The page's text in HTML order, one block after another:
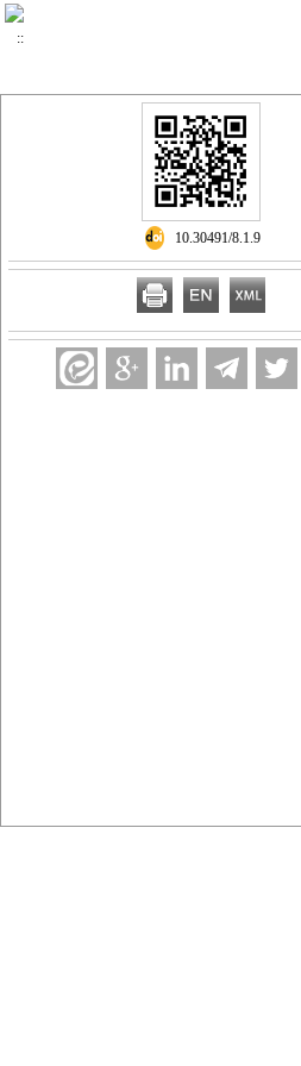
‎ 10.30491/8.1.9